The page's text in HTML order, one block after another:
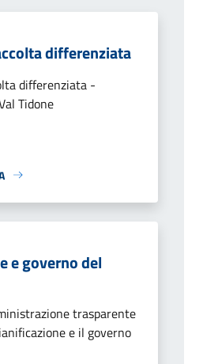
differenziata
differenziata -
Tidone
e governo del
trasparente
e il governo